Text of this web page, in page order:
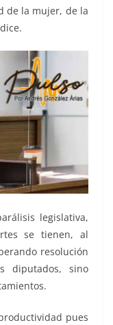
de la mujer, de la
legislativa,
se tienen, al
resolución
diputados, sino
pues